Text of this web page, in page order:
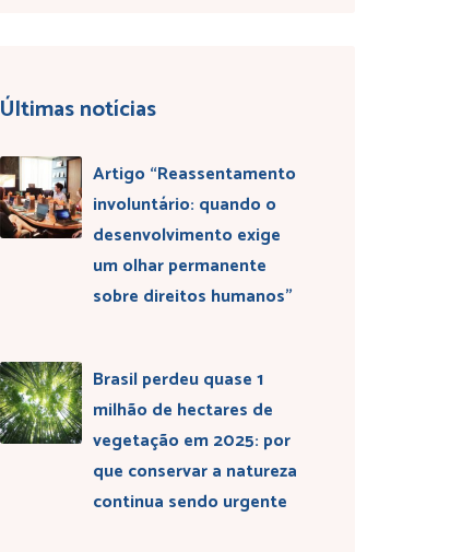
Últimas notícias
Artigo “Reassentamento
involuntário: quando o
desenvolvimento exige
um olhar permanente
sobre direitos humanos”
Brasil perdeu quase 1
milhão de hectares de
vegetação em 2025: por
que conservar a natureza
continua sendo urgente